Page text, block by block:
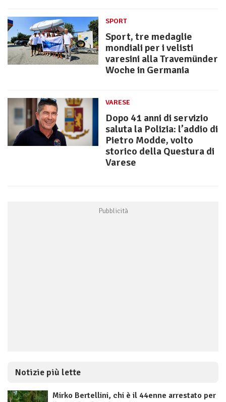
SPORT
Sport, tre medaglie
mondiali per i velisti
varesini alla Travemünder
Woche in Germania
VARESE
Dopo 41 anni di servizio
saluta la Polizia: l’addio di
Pietro Modde, volto
storico della Questura di
Varese
Notizie più lette
Mirko Bertellini, chi è il 44enne arrestato per